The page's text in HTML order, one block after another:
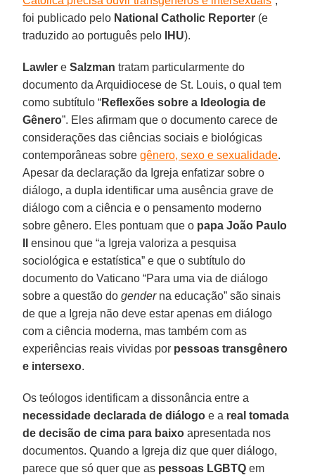
foi publicado pelo National Catholic Reporter (e
traduzido ao português pelo
IHU).
Lawler eSalzman tratam particularmente do
documento da Arquidiocese de St. Louis, o qual tem
como subtítulo “Reflexões sobre a Ideologia de
Gênero”. Eles afirmam que o documento carece de
considerações das ciências sociais e biológicas
contemporâneas sobregênero, sexo e sexualidade.
Apesar da declaração da Igreja enfatizar sobre o
diálogo, a dupla identificar uma ausência grave de
diálogo com a ciência e o pensamento moderno
sobre gênero. Eles pontuam que o papa João Paulo
ensinou que “a Igreja valoriza a pesquisa
sociológica e estatística” e que o subtítulo do
documento do Vaticano “Para uma via de diálogo
sobre a questão dogenderna educação” são sinais
de que a Igreja não deve estar apenas em diálogo
com a ciência moderna, mas também com as
experiências reais vividas por pessoas transgênero
e intersexo.
Os teólogos identificam a dissonância entre a
necessidade declarada de diálogo e a real tomada
de decisão de cima para baixo apresentada nos
documentos. Quando a Igreja diz que quer diálogo,
parece que só quer que as pessoas LGBTQ em